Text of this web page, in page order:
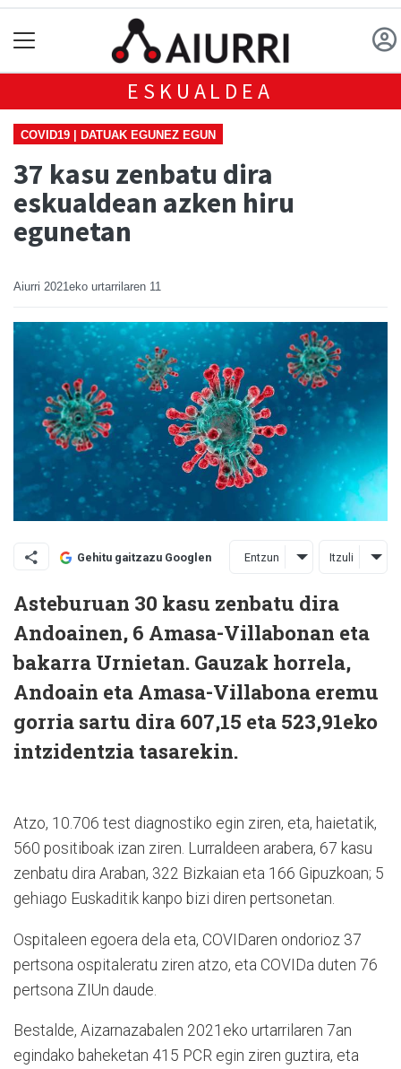
ESKUALDEA
COVID19 | DATUAK EGUNEZ EGUN
37 kasu zenbatu dira
eskualdean azken hiru
egunetan
Aiurri 2021eko urtarrilaren 11
Gehitu gaitzazu Googlen Entzun Itzuli
Asteburuan 30 kasu zenbatu dira
Andoainen, 6 Amasa-Villabonan eta
bakarra Urnietan. Gauzak horrela,
Andoain eta Amasa-Villabona eremu
gorria sartu dira 607,15 eta 523,91eko
intzidentzia tasarekin.
Atzo, 10.706 test diagnostiko egin ziren, eta, haietatik,
560 positiboak izan ziren. Lurraldeen arabera, 67 kasu
zenbatu dira Araban, 322 Bizkaian eta 166 Gipuzkoan; 5
gehiago Euskaditik kanpo bizi diren pertsonetan.
Ospitaleen egoera dela eta, COVIDaren ondorioz 37
pertsona ospitaleratu ziren atzo, eta COVIDa duten 76
pertsona ZIUn daude.
Bestalde, Aizarnazabalen 2021eko urtarrilaren 7an
egindako baheketan 415 PCR egin ziren guztira, eta